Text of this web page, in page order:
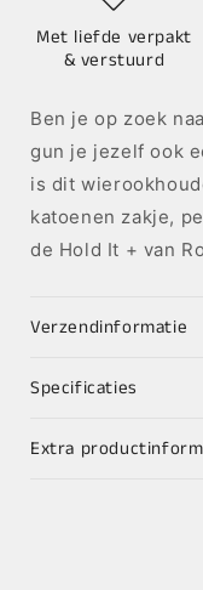
Met liefde verpakt
& verstuurd
Ben je op zoek
gun je jezelf ook
is dit
katoenen zakje,
de Hold It + van
Verzendinformatie
Specificaties
Extra